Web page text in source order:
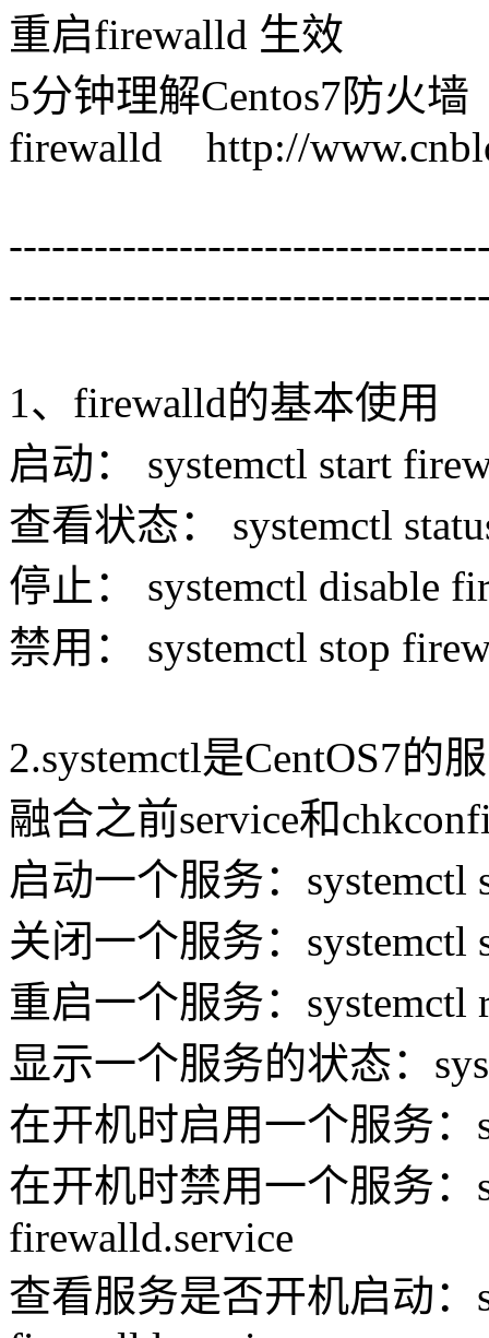
重启firewalld 生效
5分钟理解Centos7防火墙
firewalld http://
1、firewalld的基本使用
启动： systemctl start
查看状态： systemctl
停止： systemctl disable
禁用： systemctl stop
2.systemctl是CentOS7的
融合之前service和
启动一个服务：systemctl
关闭一个服务：systemctl
重启一个服务：systemctl
显示一个服务的状态：
在开机时启用一个服务：
在开机时禁用一个服务：
firewalld.service
查看服务是否开机启动：